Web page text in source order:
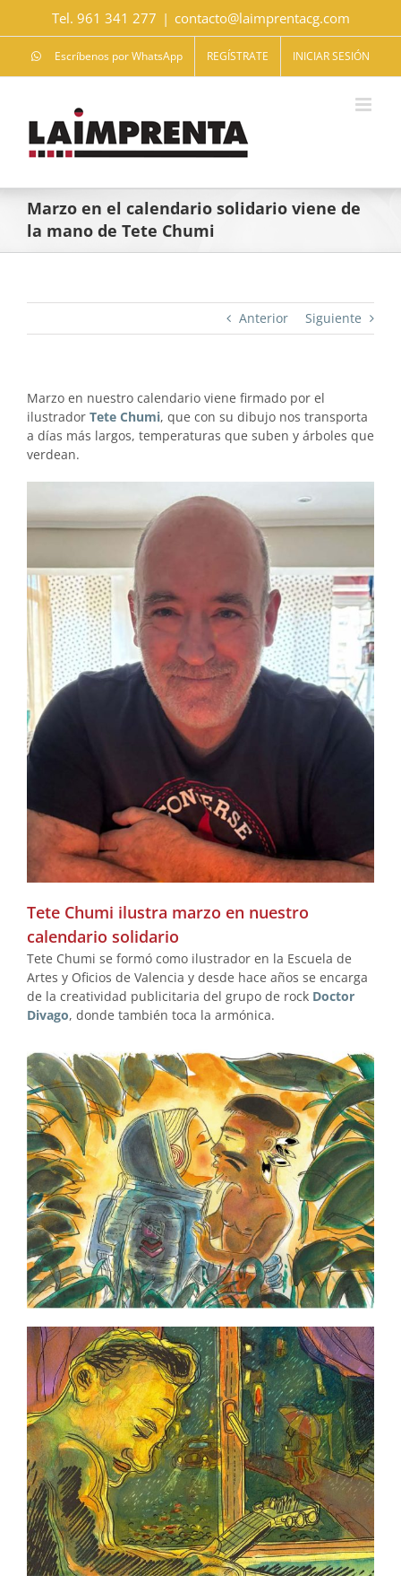
Tel. 961 341 277 | contacto@laimprentacg.com
Escríbenos por WhatsApp REGÍSTRATE INICIAR SESIÓN
Marzo en el calendario solidario viene de
la mano de Tete Chumi
Anterior Siguiente
Marzo en nuestro calendario viene firmado por el
ilustrador Tete Chumi, que con su dibujo nos transporta
a días más largos, temperaturas que suben y árboles que
verdean.
Tete Chumi ilustra marzo en nuestro
calendario solidario
Tete Chumi se formó como ilustrador en la Escuela de
Artes y Oficios de Valencia y desde hace años se encarga
de la creatividad publicitaria del grupo de rock Doctor
Divago, donde también toca la armónica.